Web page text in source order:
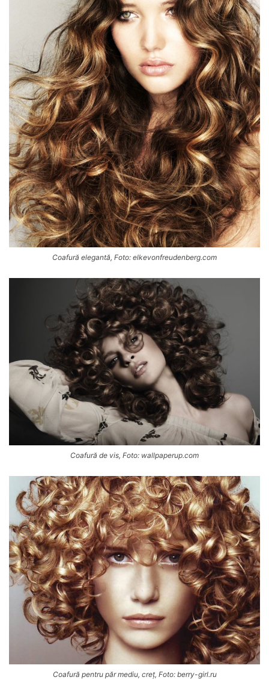
Coafură elegantă, Foto: elkevonfreudenberg.com
Coafură de vis, Foto: wallpaperup.com
Coafură pentru păr mediu, creț, Foto: berry-girl.ru